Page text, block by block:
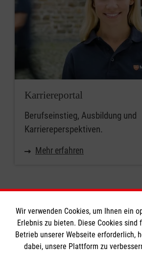
Karriereportal
Berufseinstieg, Ausbildung und
Karriereperspektiven.
Mehr erfahren
Informationen
Wir verwenden Cookies, um Ihnen ein
Erlebnis zu bieten. Diese Cookies sind
Betrieb unserer Webseite erforderlich,
dabei, unsere Plattform zu